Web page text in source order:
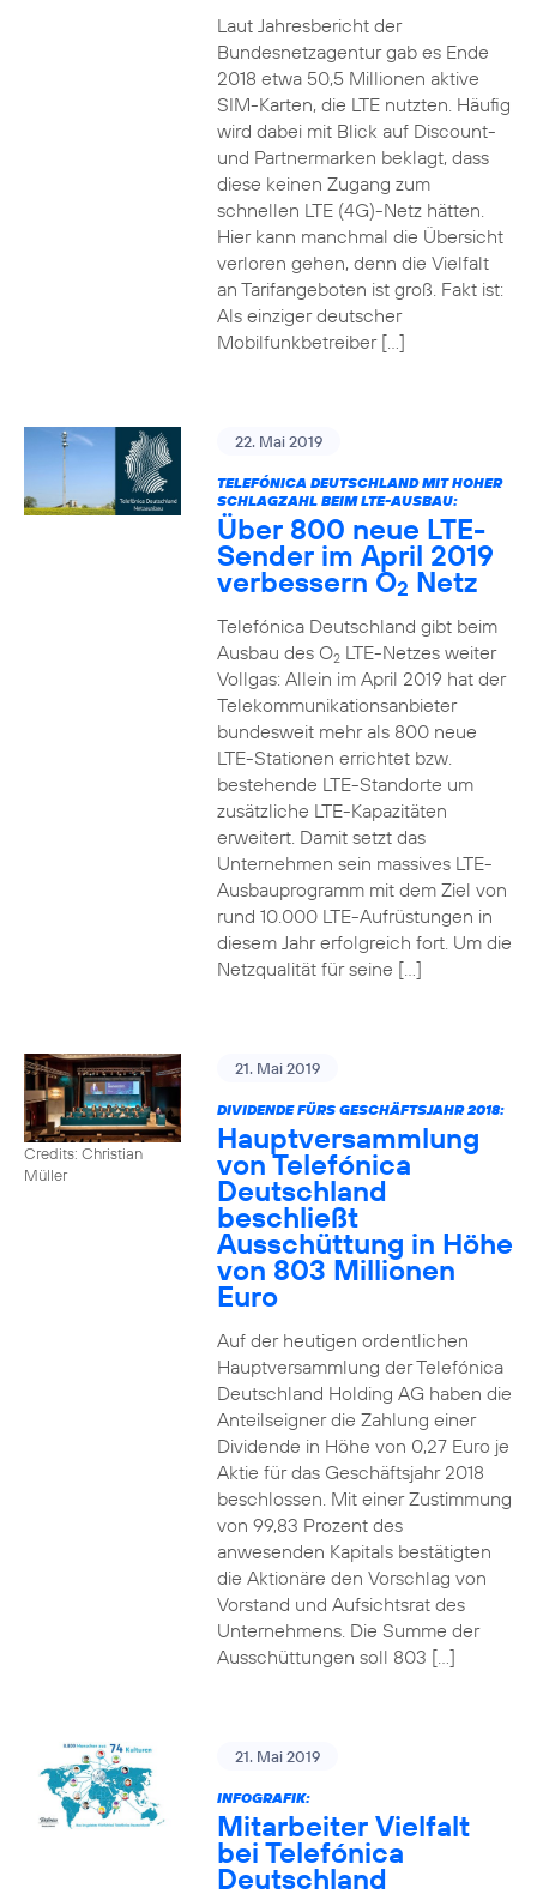
Laut Jahresbericht der
Bundesnetzagentur gab es Ende
2018 etwa 50,5 Millionen aktive
SIM-Karten, die LTE nutzten. Häufig
wird dabei mit Blick auf Discount-
und Partnermarken beklagt, dass
diese keinen Zugang zum
schnellen LTE (4G)-Netz hätten.
Hier kann manchmal die Übersicht
verloren gehen, denn die Vielfalt
an Tarifangeboten ist groß. Fakt ist:
Als einziger deutscher
Mobilfunkbetreiber […]
22. Mai 2019
TELEFÓNICA DEUTSCHLAND MIT HOHER
SCHLAGZAHL BEIM LTE-AUSBAU:
Über 800 neue LTE-
Sender im April 2019
verbessern O2 Netz
Telefónica Deutschland gibt beim
Ausbau des O2LTE-Netzes weiter
Vollgas: Allein im April 2019 hat der
Telekommunikationsanbieter
bundesweit mehr als 800 neue
LTE-Stationen errichtet bzw.
bestehende LTE-Standorte um
zusätzliche LTE-Kapazitäten
erweitert. Damit setzt das
Unternehmen sein massives LTE-
Ausbauprogramm mit dem Ziel von
rund 10.000 LTE-Aufrüstungen in
diesem Jahr erfolgreich fort. Um die
Netzqualität für seine […]
Credits: Christian
Müller
21. Mai 2019
DIVIDENDE FÜRS GESCHÄFTSJAHR 2018:
Hauptversammlung
von Telefónica
Deutschland
beschließt
Ausschüttung in Höhe
von 803 Millionen
Euro
Auf der heutigen ordentlichen
Hauptversammlung der Telefónica
Deutschland Holding AG haben die
Anteilseigner die Zahlung einer
Dividende in Höhe von 0,27 Euro je
Aktie für das Geschäftsjahr 2018
beschlossen. Mit einer Zustimmung
von 99,83 Prozent des
anwesenden Kapitals bestätigten
die Aktionäre den Vorschlag von
Vorstand und Aufsichtsrat des
Unternehmens. Die Summe der
Ausschüttungen soll 803 […]
21. Mai 2019
INFOGRAFIK:
Mitarbeiter Vielfalt
bei Telefónica
Deutschland